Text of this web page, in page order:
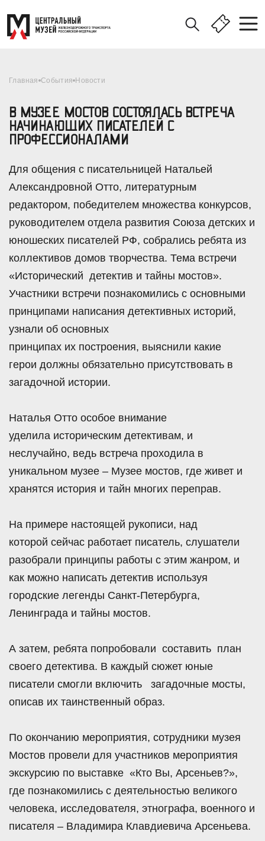
Главная События Новости
В МУЗЕЕ МОСТОВ СОСТОЯЛАСЬ ВСТРЕЧА
НАЧИНАЮЩИХ ПИСАТЕЛЕЙ С
ПРОФЕССИОНАЛАМИ
Для общения с писательницей Натальей
Александровной Отто, литературным
редактором, победителем множества конкурсов,
руководителем отдела развития Союза детских и
юношеских писателей РФ, собрались ребята из
коллективов домов творчества. Тема встречи
«Исторический детектив и тайны мостов».
Участники встречи познакомились с основными
принципами написания детективных историй,
узнали об основных
принципах их построения, выяснили какие
герои должны обязательно присутствовать в
загадочной истории.
Наталья Отто особое внимание
уделила историческим детективам, и
неслучайно, ведь встреча проходила в
уникальном музее – Музее мостов, где живет и
хранятся история и тайн многих переправ.
На примере настоящей рукописи, над
которой сейчас работает писатель, слушатели
разобрали принципы работы с этим жанром, и
как можно написать детектив используя
городские легенды Санкт-Петербурга,
Ленинграда и тайны мостов.
А затем, ребята попробовали составить план
своего детектива. В каждый сюжет юные
писатели смогли включить загадочные мосты,
описав их таинственный образ.
По окончанию мероприятия, сотрудники музея
Мостов провели для участников мероприятия
экскурсию по выставке «Кто Вы, Арсеньев?»,
где познакомились с деятельностью великого
человека, исследователя, этнографа, военного и
писателя – Владимира Клавдиевича Арсеньева.